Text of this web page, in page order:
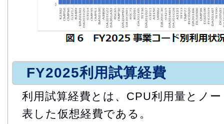
FY2025利用試算経費
利用試算経費とは、CPU利用量とノ
表した仮想経費である。